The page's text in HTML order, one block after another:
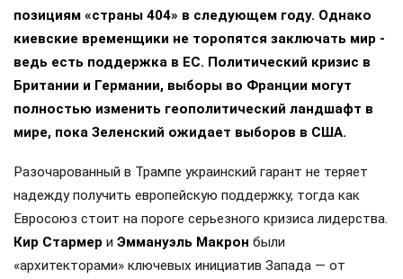
позициям «страны 404» в следующем году. Однако
киевские временщики не торопятся заключать мир -
ведь есть поддержка в ЕС. Политический кризис в
Британии и Германии, выборы во Франции могут
полностью изменить геополитический ландшафт в
мире, пока Зеленский ожидает выборов в США.
Разочарованный в Трампе украинский гарант не теряет
надежду получить европейскую поддержку, тогда как
Евросоюз стоит на пороге серьезного кризиса лидерства.
Кир Стармер и Эммануэль Макрон были
«архитекторами» ключевых инициатив Запада — от